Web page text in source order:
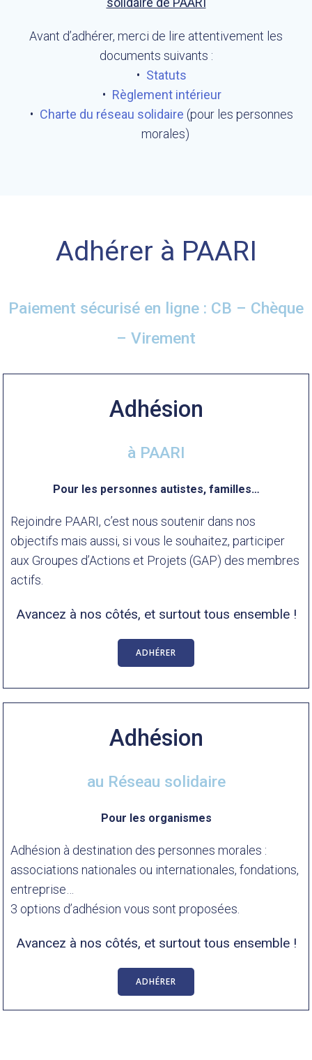
Avant d’adhérer, merci de lire attentivement les
documents suivants :
Statuts
Règlement intérieur
Charte du réseau solidaire (pour les personnes
morales)
Adhérer à PAARI
Paiement sécurisé en ligne : CB – Chèque
– Virement
Adhésion
à PAARI
Pour les personnes autistes, familles…
Rejoindre PAARI, c’est nous soutenir dans nos
objectifs mais aussi, si vous le souhaitez, participer
aux Groupes d’Actions et Projets (GAP) des membres
actifs.
Avancez à nos côtés, et surtout tous ensemble !
ADHÉRER
Adhésion
au Réseau solidaire
Pour les organismes
Adhésion à destination des personnes morales :
associations nationales ou internationales, fondations,
entreprise…
3 options d’adhésion vous sont proposées.
Avancez à nos côtés, et surtout tous ensemble !
ADHÉRER